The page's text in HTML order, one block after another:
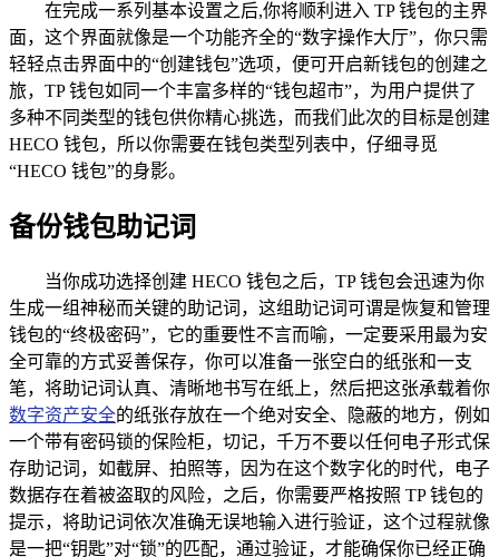
在完成一系列基本设置之后,你将顺利进入 TP 钱包的主界
面，这个界面就像是一个功能齐全的“数字操作大厅”，你只需
轻轻点击界面中的“创建钱包”选项，便可开启新钱包的创建之
旅，TP 钱包如同一个丰富多样的“钱包超市”，为用户提供了
多种不同类型的钱包供你精心挑选，而我们此次的目标是创建
HECO 钱包，所以你需要在钱包类型列表中，仔细寻觅
“HECO 钱包”的身影。
备份钱包助记词
当你成功选择创建 HECO 钱包之后，TP 钱包会迅速为你
生成一组神秘而关键的助记词，这组助记词可谓是恢复和管理
钱包的“终极密码”，它的重要性不言而喻，一定要采用最为安
全可靠的方式妥善保存，你可以准备一张空白的纸张和一支
笔，将助记词认真、清晰地书写在纸上，然后把这张承载着你
数字资产安全的纸张存放在一个绝对安全、隐蔽的地方，例如
一个带有密码锁的保险柜，切记，千万不要以任何电子形式保
存助记词，如截屏、拍照等，因为在这个数字化的时代，电子
数据存在着被盗取的风险，之后，你需要严格按照 TP 钱包的
提示，将助记词依次准确无误地输入进行验证，这个过程就像
是一把“钥匙”对“锁”的匹配，通过验证，才能确保你已经正确